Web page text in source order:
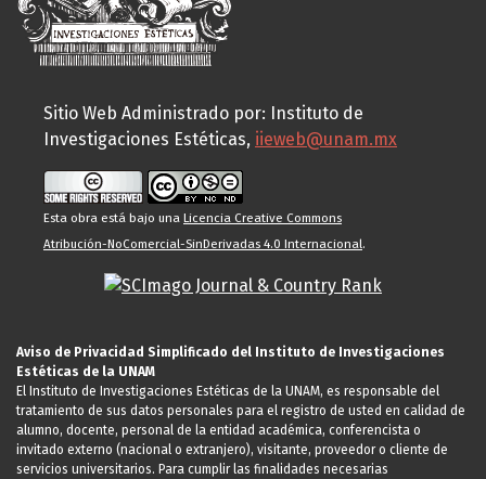
Sitio Web Administrado por: Instituto de
Investigaciones Estéticas, iieweb@unam.mx
Esta obra está bajo una Licencia Creative Commons
Atribución-NoComercial-SinDerivadas 4.0 Internacional.
Aviso de Privacidad Simplificado del Instituto de Investigaciones
Estéticas de la UNAM
El Instituto de Investigaciones Estéticas de la UNAM, es responsable del
tratamiento de sus datos personales para el registro de usted en calidad de
alumno, docente, personal de la entidad académica, conferencista o
invitado externo (nacional o extranjero), visitante, proveedor o cliente de
servicios universitarios. Para cumplir las finalidades necesarias